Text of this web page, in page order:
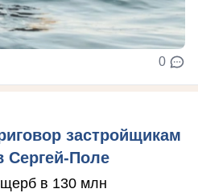
0
застройщикам
Сергей-Поле
в 130 млн